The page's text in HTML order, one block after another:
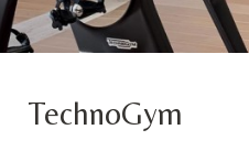
TechnoGym